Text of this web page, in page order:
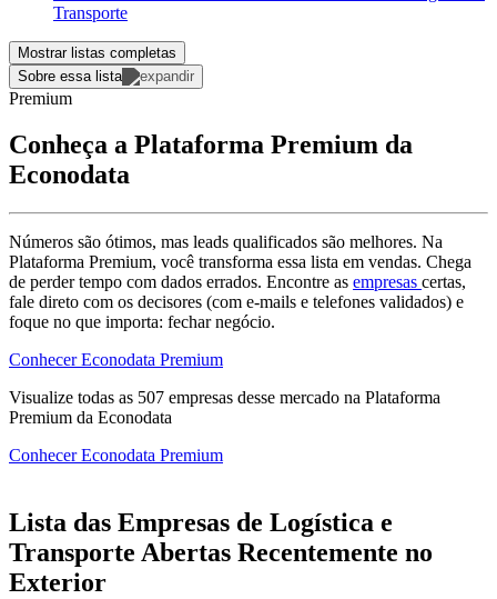
Transporte
Mostrar listas completas
Sobre essa lista
Premium
Conheça a Plataforma Premium da
Econodata
Números são ótimos, mas leads qualificados são melhores. Na
Plataforma Premium, você transforma essa lista em vendas. Chega
de perder tempo com dados errados. Encontre as empresas certas,
fale direto com os decisores (com e-mails e telefones validados) e
foque no que importa: fechar negócio.
Conhecer Econodata Premium
Visualize todas as 507 empresas desse mercado na Plataforma
Premium da Econodata
Conhecer Econodata Premium
Lista das Empresas de Logística e
Transporte Abertas Recentemente no
Exterior